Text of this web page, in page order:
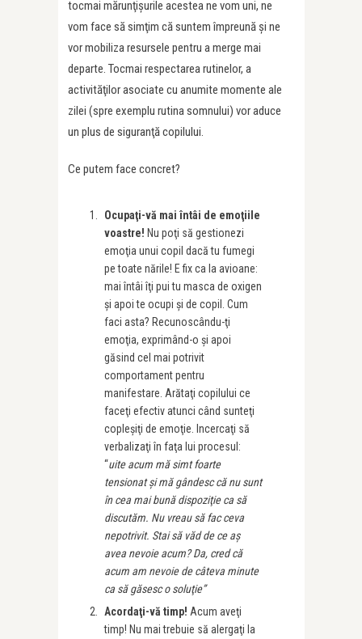
tocmai mărunţişurile acestea ne vom uni, ne
vom face să simţim că suntem împreună şi ne
vor mobiliza resursele pentru a merge mai
departe. Tocmai respectarea rutinelor, a
activităţilor asociate cu anumite momente ale
zilei (spre exemplu rutina somnului) vor aduce
un plus de siguranţă copilului.
Ce putem face concret?
Ocupaţi-vă mai întâi de emoţiile
voastre! Nu poţi să gestionezi
emoţia unui copil dacă tu fumegi
pe toate nările! E fix ca la avioane:
mai întâi îţi pui tu masca de oxigen
şi apoi te ocupi şi de copil. Cum
faci asta? Recunoscându-ţi
emoţia, exprimând-o şi apoi
găsind cel mai potrivit
comportament pentru
manifestare. Arătaţi copilului ce
faceţi efectiv atunci când sunteţi
copleşiţi de emoţie. Incercaţi să
verbalizaţi în faţa lui procesul:
“uite acum mă simt foarte
tensionat şi mă gândesc că nu sunt
în cea mai bună dispoziţie ca să
discutăm. Nu vreau să fac ceva
nepotrivit. Stai să văd de ce aş
avea nevoie acum? Da, cred că
acum am nevoie de câteva minute
ca să găsesc o soluţie”
Acordaţi-vă timp! Acum aveţi
timp! Nu mai trebuie să alergaţi la